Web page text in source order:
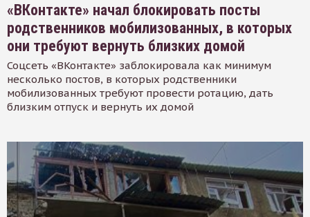
«ВКонтакте» начал блокировать посты
родственников мобилизованных, в которых
они требуют вернуть близких домой
Соцсеть «ВКонтакте» заблокировала как минимум
несколько постов, в которых родственники
мобилизованных требуют провести ротацию, дать
близким отпуск и вернуть их домой